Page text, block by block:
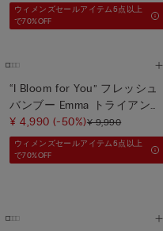
ウィメンズセールアイテム5点以上
で70%OFF
“I Bloom for You” フレッシュ
バンブー Emma トライアング
ルブラ
¥ 4,990(-50%)¥ 9,990
ウィメンズセールアイテム5点以上
で70%OFF